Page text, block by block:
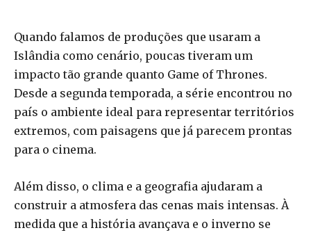
Quando falamos de produções que usaram a
Islândia como cenário, poucas tiveram um
impacto tão grande quanto Game of Thrones.
Desde a segunda temporada, a série encontrou no
país o ambiente ideal para representar territórios
extremos, com paisagens que já parecem prontas
para o cinema.
Além disso, o clima e a geografia ajudaram a
construir a atmosfera das cenas mais intensas. À
medida que a história avançava e o inverno se